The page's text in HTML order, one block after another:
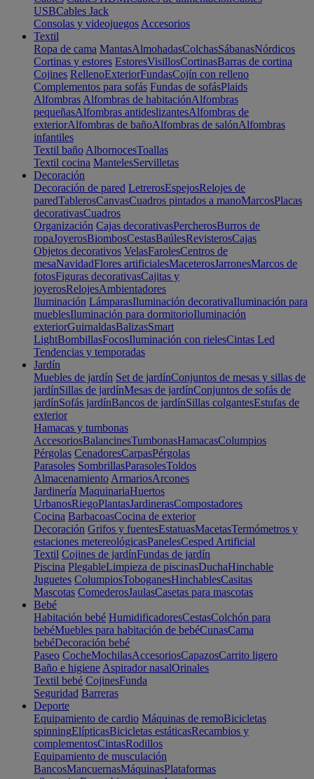
USBCables Jack
Consolas y videojuegos Accesorios
Textil
Ropa de cama MantasAlmohadasColchasSábanasNórdicos
Cortinas y estores EstoresVisillosCortinasBarras de cortina
Cojines RellenoExteriorFundasCojín con relleno
Complementos para sofás Fundas de sofásPlaids
Alfombras Alfombras de habitaciónAlfombras
pequeñasAlfombras antideslizantesAlfombras de
exteriorAlfombras de bañoAlfombras de salónAlfombras
infantiles
Textil baño AlbornocesToallas
Textil cocina MantelesServilletas
Decoración
Decoración de pared LetrerosEspejosRelojes de
paredTablerosCanvasCuadros pintados a manoMarcosPlacas
decorativasCuadros
Organización Cajas decorativasPercherosBurros de
ropaJoyerosBiombosCestasBaúlesRevisterosCajas
Objetos decorativos VelasFarolesCentros de
mesaNavidadFlores artificialesMaceterosJarronesMarcos de
fotosFiguras decorativasCajitas y
joyerosRelojesAmbientadores
Iluminación LámparasIluminación decorativaIluminación para
mueblesIluminación para dormitorioIluminación
exteriorGuirnaldasBalizasSmart
LightBombillasFocosIluminación con rielesCintas Led
Tendencias y temporadas
Jardín
Muebles de jardín Set de jardínConjuntos de mesas y sillas de
jardínSillas de jardínMesas de jardínConjuntos de sofás de
jardínSofás jardínBancos de jardínSillas colgantesEstufas de
exterior
Hamacas y tumbonas
AccesoriosBalancinesTumbonasHamacasColumpios
Pérgolas CenadoresCarpasPérgolas
Parasoles SombrillasParasolesToldos
Almacenamiento ArmariosArcones
Jardinería MaquinariaHuertos
UrbanosRiegoPlantasJardinerasCompostadores
Cocina BarbacoasCocina de exterior
Decoración Grifos y fuentesEstatuasMacetasTermómetros y
estaciones metereológicasPanelesCesped Artificial
Textil Cojines de jardínFundas de jardín
Piscina PlegableLimpieza de piscinasDuchaHinchable
Juguetes ColumpiosToboganesHinchablesCasitas
Mascotas ComederosJaulasCasetas para mascotas
Bebé
Habitación bebé HumidificadoresCestasColchón para
bebéMuebles para habitación de bebéCunasCama
bebéDecoración bebé
Paseo CocheMochilasAccesoriosCapazosCarrito ligero
Baño e higiene Aspirador nasalOrinales
Textil bebé CojinesFunda
Seguridad Barreras
Deporte
Equipamiento de cardio Máquinas de remoBicicletas
spinningElípticasBicicletas estáticasRecambios y
complementosCintasRodillos
Equipamiento de musculación
BancosMancuernasMáquinasPlataformas